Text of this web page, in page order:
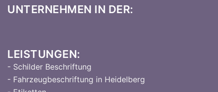
UNTERNEHMEN IN DER:
LEISTUNGEN:
- Schilder Beschriftung
- Fahrzeugbeschriftung in Heidelberg